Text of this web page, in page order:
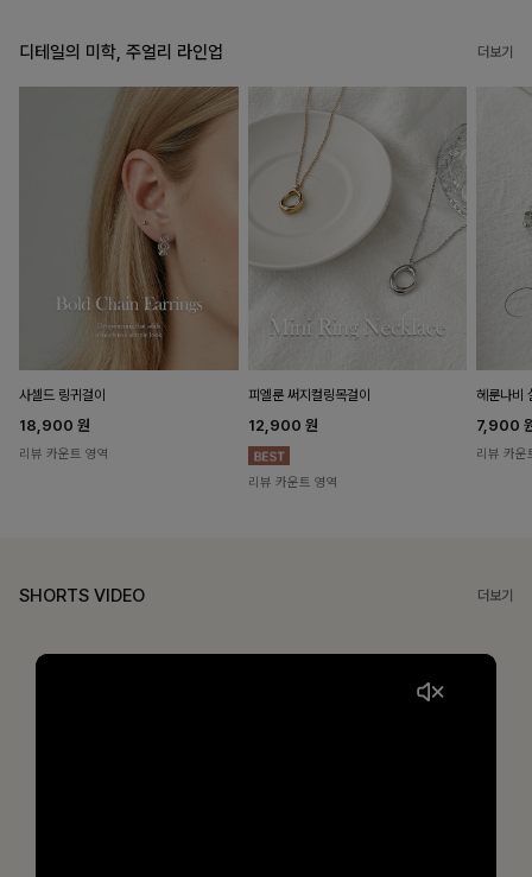
디테일의 미학, 주얼리 라인업 더보기
사셀드 링귀걸이
18,900 원
리뷰 카운트 영역
피엘룬 써지컬링목걸이
12,900 원
리뷰 카운트 영역
헤룬나비
7,900
리뷰 카운
SHORTS VIDEO 더보기